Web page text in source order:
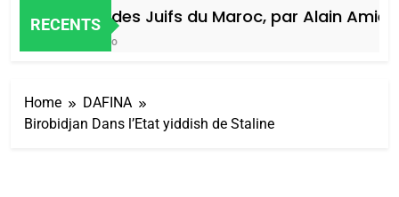
RECENTS
Histoire des Juifs du Maroc, par Alain Amiel
Home
DAFINA
Birobidjan Dans l’Etat yiddish de Staline